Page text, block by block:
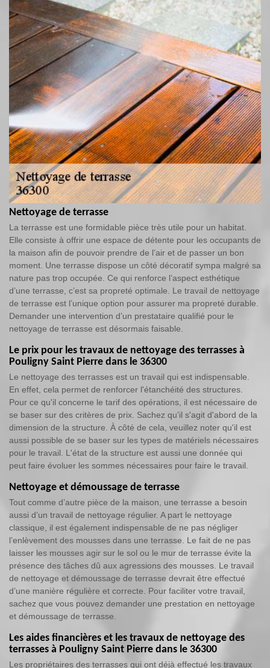
Nettoyage de terrasse
La terrasse est une formidable pièce très utile pour un habitat.
Elle consiste à offrir une espace de détente pour les occupants de
la maison afin de pouvoir prendre de l’air et de passer un bon
moment. Une terrasse dispose un côté décoratif sympa malgré sa
nature pas trop occupée. Ce qui renforce l’aspect esthétique
d’une terrasse, c’est sa propreté optimale. Le travail de nettoyage
de terrasse est l’unique option pour assurer ma propreté durable.
Demander une intervention d’un prestataire qualifié pour le
nettoyage de terrasse est désormais faisable.
Le prix pour les travaux de nettoyage des terrasses à
Pouligny Saint Pierre dans le 36300
Le nettoyage des terrasses est un travail qui est indispensable.
En effet, cela permet de renforcer l'étanchéité des structures.
Pour ce qu'il concerne le tarif des opérations, il est nécessaire de
se baser sur des critères de prix. Sachez qu'il s'agit d'abord de la
dimension de la structure. À côté de cela, veuillez noter qu'il est
aussi possible de se baser sur les types de matériels nécessaires
pour le travail. L'état de la structure est aussi une donnée qui
peut faire évoluer les sommes nécessaires pour faire le travail.
Nettoyage et démoussage de terrasse
Tout comme d’autre pièce de la maison, une terrasse a besoin
aussi d’un travail de nettoyage régulier. A part le nettoyage
classique, il est également indispensable de ne pas négliger
l’enlèvement des mousses dans une terrasse. Le fait de ne pas
laisser les mousses agir sur le sol ou le mur de terrasse évite la
présence des tâches dû aux agressions des mousses. Le travail
de nettoyage et démoussage de terrasse devrait être effectué
d’une manière régulière et correcte. Pour faciliter votre travail,
sachez que vous pouvez demander une prestation en nettoyage
et démoussage de terrasse.
Les aides financières et les travaux de nettoyage des
terrasses à Pouligny Saint Pierre dans le 36300
Les propriétaires des terrasses qui ont déjà effectué les travaux